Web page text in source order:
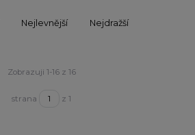
Nejlevnější Nejdražší
Zobrazuji 1-16 z 16
strana z 1